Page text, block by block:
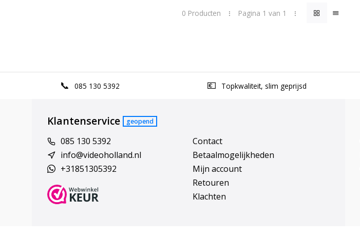
0 Producten Pagina 1 van 1
085 130 5392 Topkwaliteit, slim geprijsd
Klantenservice geopend
085 130 5392
info@videoholland.nl
+31851305392
Contact
Betaalmogelijkheden
Mijn account
Retouren
Klachten